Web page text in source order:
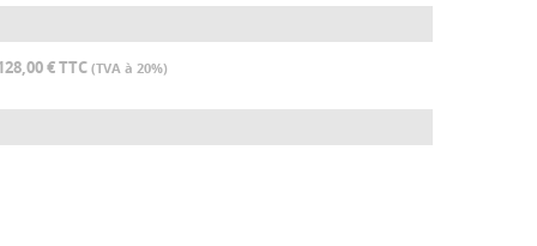
€ TTC (TVA à 20%)